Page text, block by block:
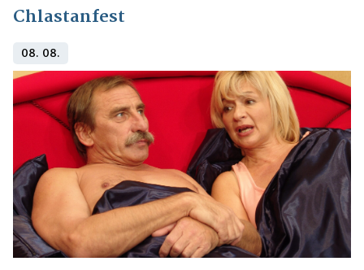
Chlastanfest
08. 08.